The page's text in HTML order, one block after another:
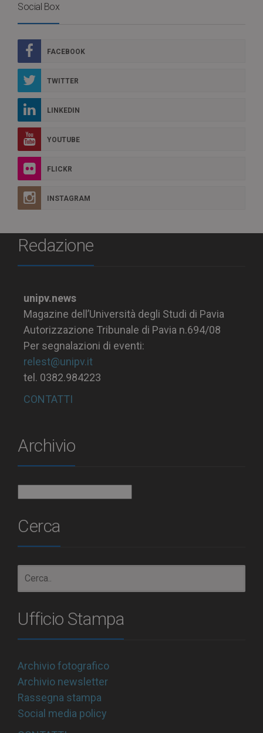
Social Box
FACEBOOK
TWITTER
LINKEDIN
YOUTUBE
FLICKR
INSTAGRAM
Redazione
unipv.news
Magazine dell’Università degli Studi di Pavia
Autorizzazione Tribunale di Pavia n.694/08
Per segnalazioni di eventi:
relest@unipv.it
tel. 0382.984223
CONTATTI
Archivio
Cerca
Ufficio Stampa
Archivio fotografico
Archivio newsletter
Rassegna stampa
Social media policy